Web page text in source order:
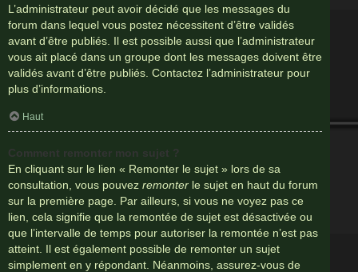
L’administrateur peut avoir décidé que les messages du
forum dans lequel vous postez nécessitent d’être validés
avant d’être publiés. Il est possible aussi que l’administrateur
vous ait placé dans un groupe dont les messages doivent être
validés avant d’être publiés. Contactez l’administrateur pour
plus d’informations.
Haut
Comment remonter mon sujet ?
En cliquant sur le lien « Remonter le sujet » lors de sa
consultation, vous pouvez remonter le sujet en haut du forum
sur la première page. Par ailleurs, si vous ne voyez pas ce
lien, cela signifie que la remontée de sujet est désactivée ou
que l’intervalle de temps pour autoriser la remontée n’est pas
atteint. Il est également possible de remonter un sujet
simplement en y répondant. Néanmoins, assurez-vous de